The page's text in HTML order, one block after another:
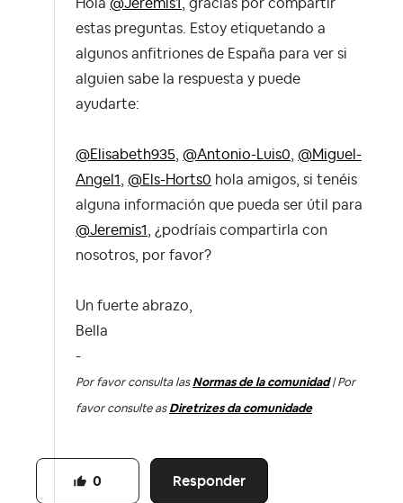
Hola @Jeremis1
, gracias por compartir
estas preguntas. Estoy etiquetando a
algunos anfitriones de España para ver si
alguien sabe la respuesta y puede
ayudarte:
@Elisabeth935 @Antonio-Luis0 @Miguel-
Angel1
@Els-Horts0 hola amigos, si tenéis
alguna información que pueda ser útil para
@Jeremis1
, ¿podríais compartirla con
nosotros, por favor?
Un fuerte abrazo,
Bella
-
Por favor consulta las Normas de la comunidad| Por
favor consulte as Diretrizes da comunidade
Responder
0